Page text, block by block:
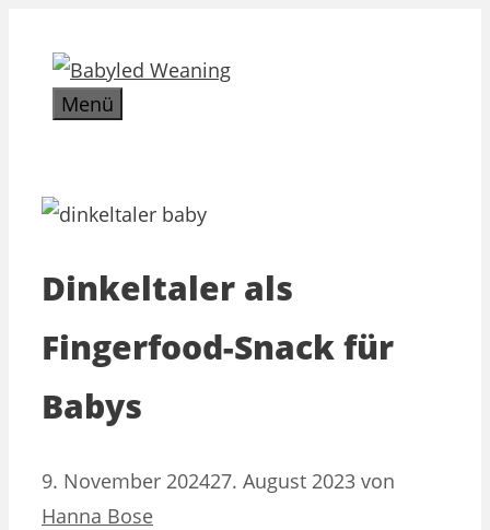
Inhalt
springenMenü
Dinkeltaler als
Fingerfood-Snack für
Babys
9. November 202427. August 2023 von
Hanna Bose